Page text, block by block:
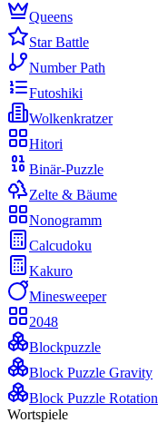
Queens
Star Battle
Number Path
Futoshiki
Wolkenkratzer
Hitori
Binär-Puzzle
Zelte & Bäume
Nonogramm
Calcudoku
Kakuro
Minesweeper
2048
Blockpuzzle
Block Puzzle Gravity
Block Puzzle Rotation
Wortspiele